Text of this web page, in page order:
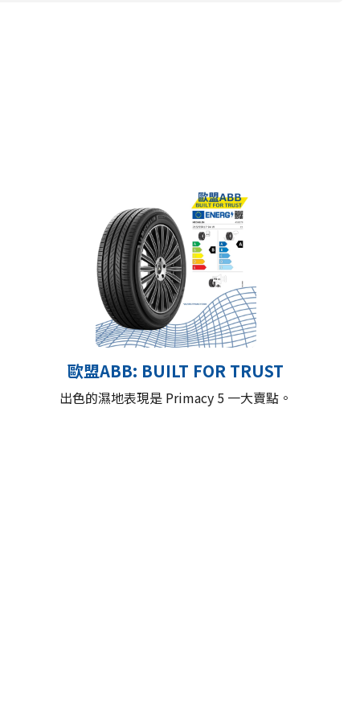
歐盟ABB: BUILT FOR TRUST
出色的濕地表現是 Primacy 5 一大賣點。